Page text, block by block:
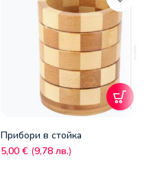
Прибори в стойка
5,00 € (9,78 лв.)